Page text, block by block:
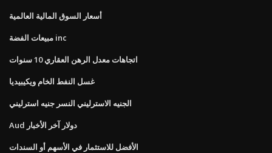
أسعار السوق المالية العالمية
مبيعات الفضة inc
اتجاهات معدل الرهن العقاري 10 سنوات
غسل النفط الخام ويكيبيديا
الجنيه الاسترليني النسر جنيه استرليني
Aud دولار آخر الأخبار
الأفضل للاستثمار في الأسهم أو السندات